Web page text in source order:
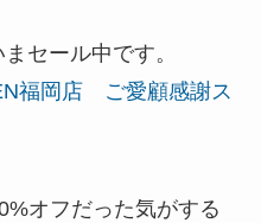
セール中です。
福岡店 ご愛顧感謝ス
オフだった気がする